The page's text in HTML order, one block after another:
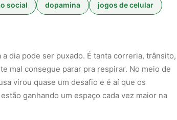
social dopamina jogos de celular
dia pode ser puxado. É tanta correria, trânsito,
mal consegue parar pra respirar. No meio de
virou quase um desafio e é aí que os
ganhando um espaço cada vez maior na